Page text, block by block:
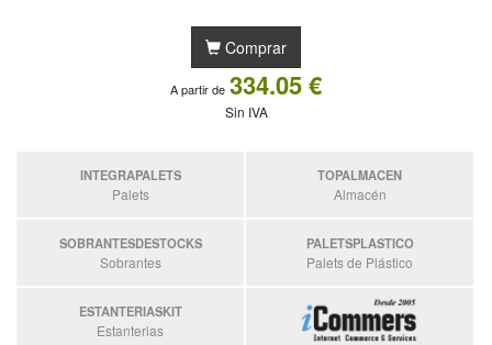
Comprar
A partir de 334.05 €
Sin IVA
INTEGRAPALETS
Palets
TOPALMACEN
Almacén
SOBRANTESDESTOCKS
Sobrantes
PALETSPLASTICO
Palets de Plástico
ESTANTERIASKIT
Estanterias